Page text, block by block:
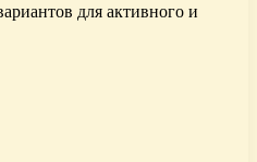
для активного и